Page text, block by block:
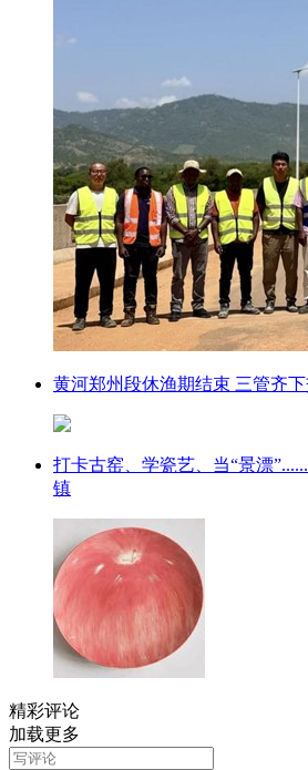
黄河郑州段休渔期结束 三管齐
打卡古窑、学瓷艺、当“景漂
镇
精彩评论
加载更多